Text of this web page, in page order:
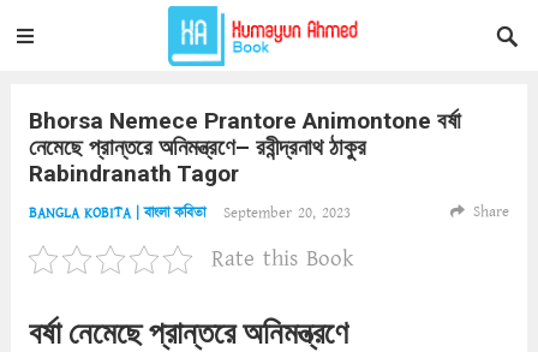
Bhorsa Nemece Prantore Animontone বর্ষা
নেমেছে প্রান্তরে অনিমন্ত্রণে– রবীন্দ্রনাথ ঠাকুর
Rabindranath Tagor
BANGLA KOBITA | বাংলা কবিতা September 20, 2023 Share
Rate this Book
বর্ষা নেমেছে প্রান্তরে অনিমন্ত্রণে